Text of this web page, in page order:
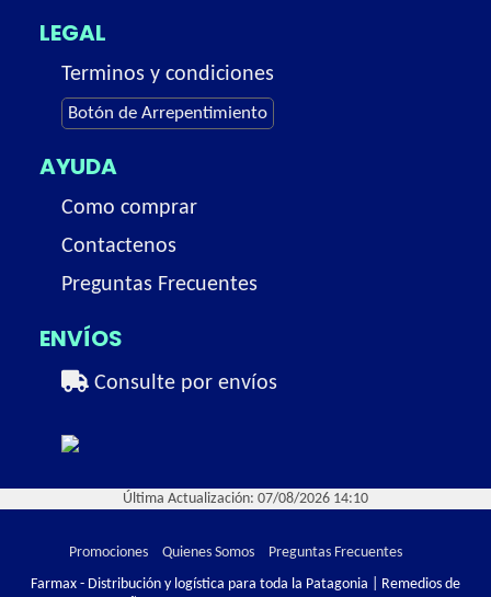
LEGAL
Terminos y condiciones
Botón de Arrepentimiento
AYUDA
Como comprar
Contactenos
Preguntas Frecuentes
ENVÍOS
Consulte por envíos
Última Actualización: 07/08/2026 14:10
Promociones Quienes Somos
Preguntas Frecuentes
Farmax - Distribución y logística para toda la Patagonia | Remedios de